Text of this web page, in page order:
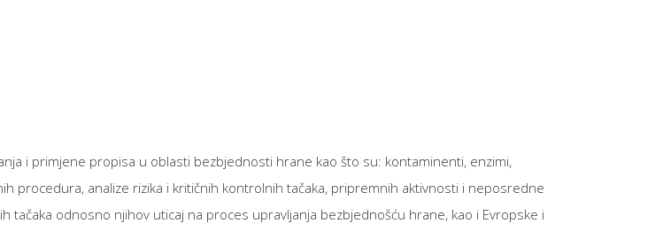
i primjene propisa u oblasti bezbjednosti hrane kao što su: kontaminenti, enzimi,
procedura, analize rizika i kritičnih kontrolnih tačaka, pripremnih aktivnosti i neposredne
tačaka odnosno njihov uticaj na proces upravljanja bezbjednošću hrane, kao i Evropske i